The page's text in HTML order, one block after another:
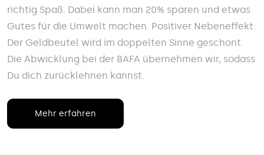
richtig Spaß. Dabei kann man 20% sparen und etwas
Gutes für die Umwelt machen. Positiver Nebeneffekt:
Der Geldbeutel wird im doppelten Sinne geschont.
Die Abwicklung bei der BAFA übernehmen wir, sodass
Du dich zurücklehnen kannst.
Mehr erfahren